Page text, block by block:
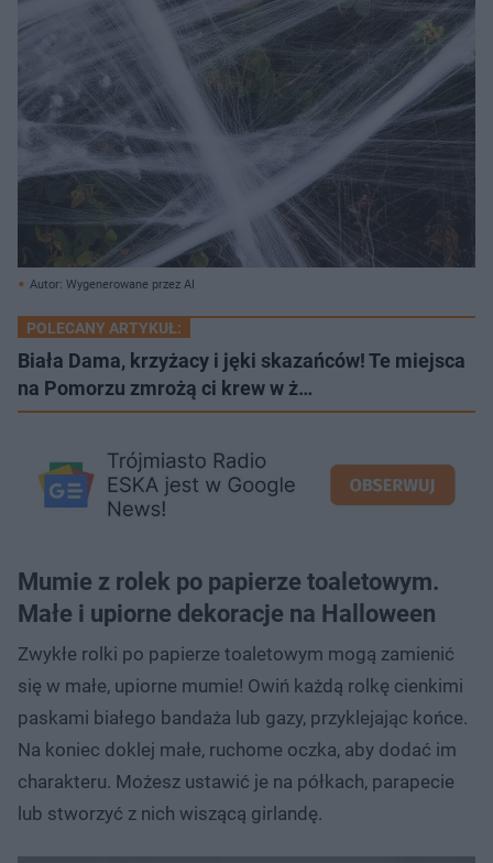
Autor: Wygenerowane przez AI
POLECANY ARTYKUŁ:
Biała Dama, krzyżacy i jęki skazańców! Te miejsca
na Pomorzu zmrożą ci krew w ż…
Mumie z rolek po papierze toaletowym.
Małe i upiorne dekoracje na Halloween
Zwykłe rolki po papierze toaletowym mogą zamienić
się w małe, upiorne mumie! Owiń każdą rolkę cienkimi
paskami białego bandaża lub gazy, przyklejając końce.
Na koniec doklej małe, ruchome oczka, aby dodać im
charakteru. Możesz ustawić je na półkach, parapecie
lub stworzyć z nich wiszącą girlandę.